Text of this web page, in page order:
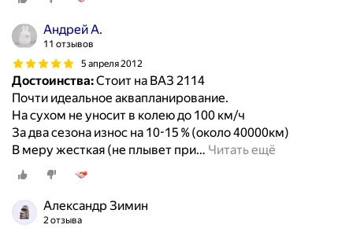
Андрей А.
11 отзывов
5 апреля 2012
Достоинства:Стоит на ВАЗ 2114
Почти идеальное аквапланирование.
На сухом не уносит в колею до 100 км/ч
За два сезона износ на 10-15 % (около 40000км)
В меру жесткая (не плывет при… Читать ещё
Александр Зимин
2 отзыва